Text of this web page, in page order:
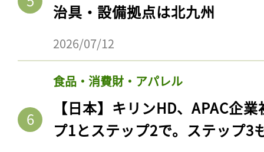
治具・設備拠点は北九州
2026/07/12
食品・消費財・アパレル
【日本】キリンHD、APAC企
プ1とステップ2で。ステップ3